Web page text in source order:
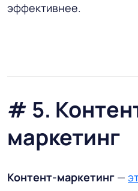
эффективнее.
# 5.
маркетинг
Контент-маркетинг —